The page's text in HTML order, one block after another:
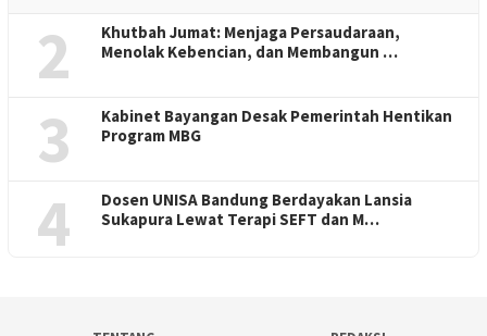
2
Khutbah Jumat: Menjaga Persaudaraan,
Menolak Kebencian, dan Membangun …
3
Kabinet Bayangan Desak Pemerintah Hentikan
Program MBG
4
Dosen UNISA Bandung Berdayakan Lansia
Sukapura Lewat Terapi SEFT dan M…